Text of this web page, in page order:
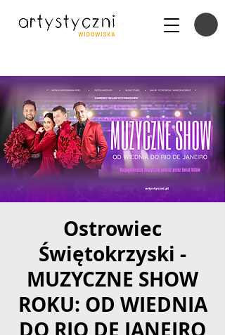
Ostrowiec
Świętokrzyski -
MUZYCZNE SHOW
ROKU: OD WIEDNIA
DO RIO DE JANEIRO